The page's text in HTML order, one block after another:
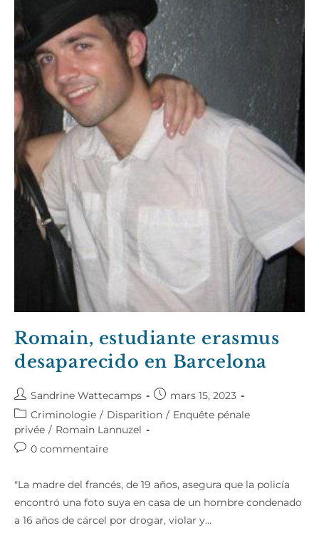
Lance
Un
Appel
À
Témoins
Romain, estudiante erasmus
desaparecido en Barcelona
Auteur/autrice
de
publication :
Sandrine Wattecamps
Publication
publiée :
mars 15, 2023
Post
category:
Criminologie / Disparition / Enquête pénale
privée / Romain Lannuzel
Commentaires
publication :
0 commentaire
"La madre del francés, de 19 años, asegura que la policía
encontró una foto suya en casa de un hombre condenado
a 16 años de cárcel por drogar, violar y…